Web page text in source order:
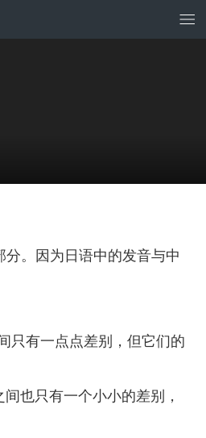
。因为日语中的发音与中
只有一点点差别，但它们的
也只有一个小小的差别，